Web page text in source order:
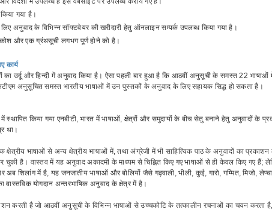
गया है।
अनुवाद के विभिन्न सॉफ्टवेयर की खरीदारी हेतु ऑनलाइन सम्पर्क उपलब्ध किया गया है।
और एक ग्रंथसूची लगभग पूर्ण होने को है।
कार्य
का उर्दू और हिन्दी में अनुवाद किया है। ऐसा पहली बार हुआ है कि आठवीं अनुसूची के समस्त 22
अनुसूचित समस्त भारतीय भाषाओं में उन पुस्तकों के अनुवाद के लिए सहायक सिद्ध हो सकता है।
स्थापित किया गया एनबीटी, भारत में भाषाओं, क्षेत्रों और समुदायों के बीच सेतु बनाने हेतु अनुवादों के
था।
भाषाओं से अन्य क्षेत्रीय भाषाओं में, तथा अंग्रेजी में भी साहित्यिक पाठ के अनुवादों का प्रकाशन
है। वास्तव में यह अनुवाद अकादमी के माध्यम से चिह्नित किए गए भाषाओं से ही केवल किए गए हैं;
अब शिलांग में है, यह जनजातीय भाषाओं और बोलियों जैसे गढ़वाली, भीली, कुई, गारो, गम्मित, मिजो, लेप्चा,
योगदान अन्तरभाषिक अनुवाद के क्षेत्र में है।
करती है जो आठवीं अनुसूची के विभिन्न भाषाओं से उच्चकोटि के तत्कालीन रचनाओं का चयन करता